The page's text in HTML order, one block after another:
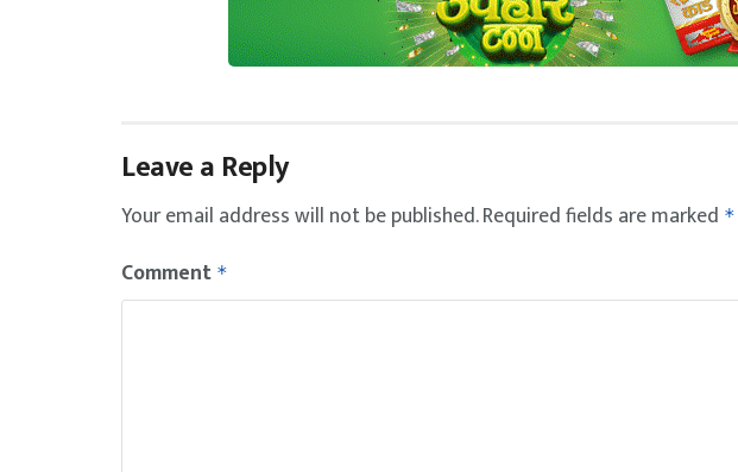
Leave a Reply
Your email address will not be published.Required fields are marked *
Comment *